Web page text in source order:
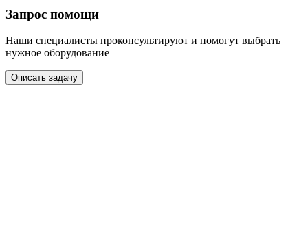
Запрос помощи
Наши специалисты проконсультируют и помогут выбрать
нужное оборудование
Описать задачу